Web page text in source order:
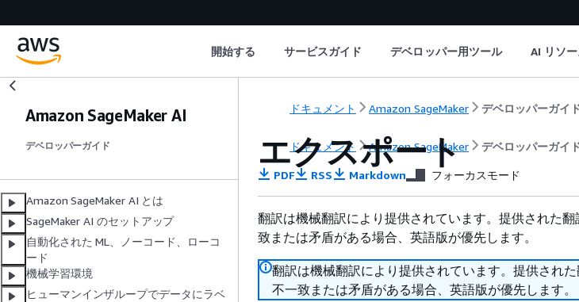
開始する サービスガイド デベロッパー用ツール AI リソー
Amazon SageMaker AI
デベロッパーガイド
Amazon SageMaker AI とは
SageMaker AI のセットアップ
自動化された ML、ノーコード、ローコ
ード
機械学習環境
ヒューマンインザループでデータにラベ
ドキュメント Amazon SageMaker デベロッパーガイ
ドキュメント Amazon SageMaker デベロッパーガイ
エクスポート
PDF RSS Markdown フォーカスモード
翻訳は機械翻訳により提供されています。提供された
致または矛盾がある場合、英語版が優先します。
翻訳は機械翻訳により提供されています。提供された
不一致または矛盾がある場合、英語版が優先します。